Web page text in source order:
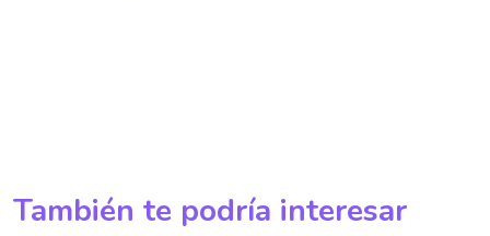
También te podría interesar